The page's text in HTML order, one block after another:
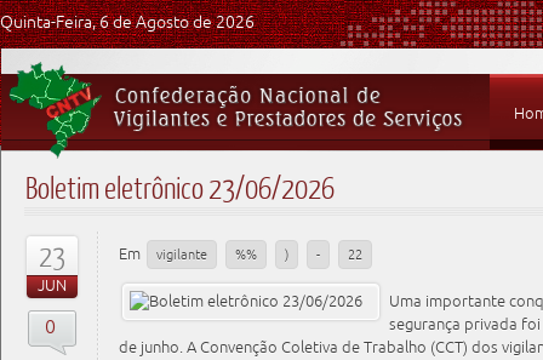
Quinta-Feira, 6 de Agosto de 2026
Boletim eletrônico 23/06/2026
23
JUN
0
Em vigilante %% ) - 22
Uma importante
segurança privada
de junho. A Convenção Coletiva de Trabalho (CCT) dos